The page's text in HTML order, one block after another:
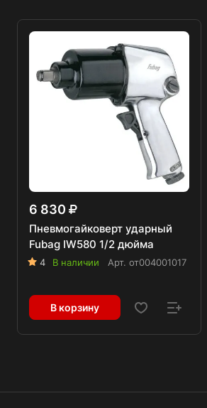
6 830
Пневмогайковерт ударный
Fubag IW580 1/2 дюйма
4 В наличии Арт. от004001017
В корзину